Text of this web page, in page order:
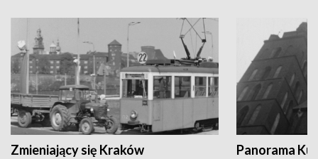
Zmieniający się Kraków Panorama